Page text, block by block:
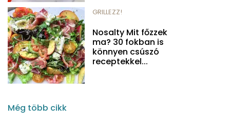
GRILLEZZ!
Nosalty Mit főzzek
ma? 30 fokban is
könnyen csúszó
receptekkel...
Még több cikk